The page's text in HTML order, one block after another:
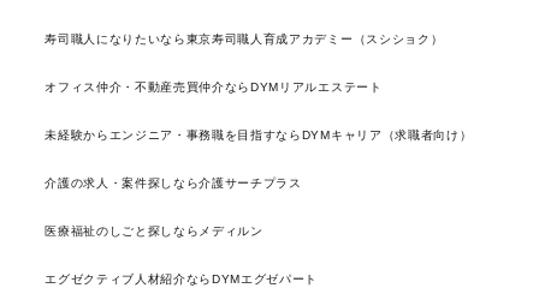
寿司職人になりたいなら東京寿司職人育成アカデミー（スシショク）
オフィス仲介・不動産売買仲介ならDYMリアルエステート
未経験からエンジニア・事務職を目指すならDYMキャリア（求職者向け）
介護の求人・案件探しなら介護サーチプラス
医療福祉のしごと探しならメディルン
エグゼクティブ人材紹介ならDYMエグゼパート